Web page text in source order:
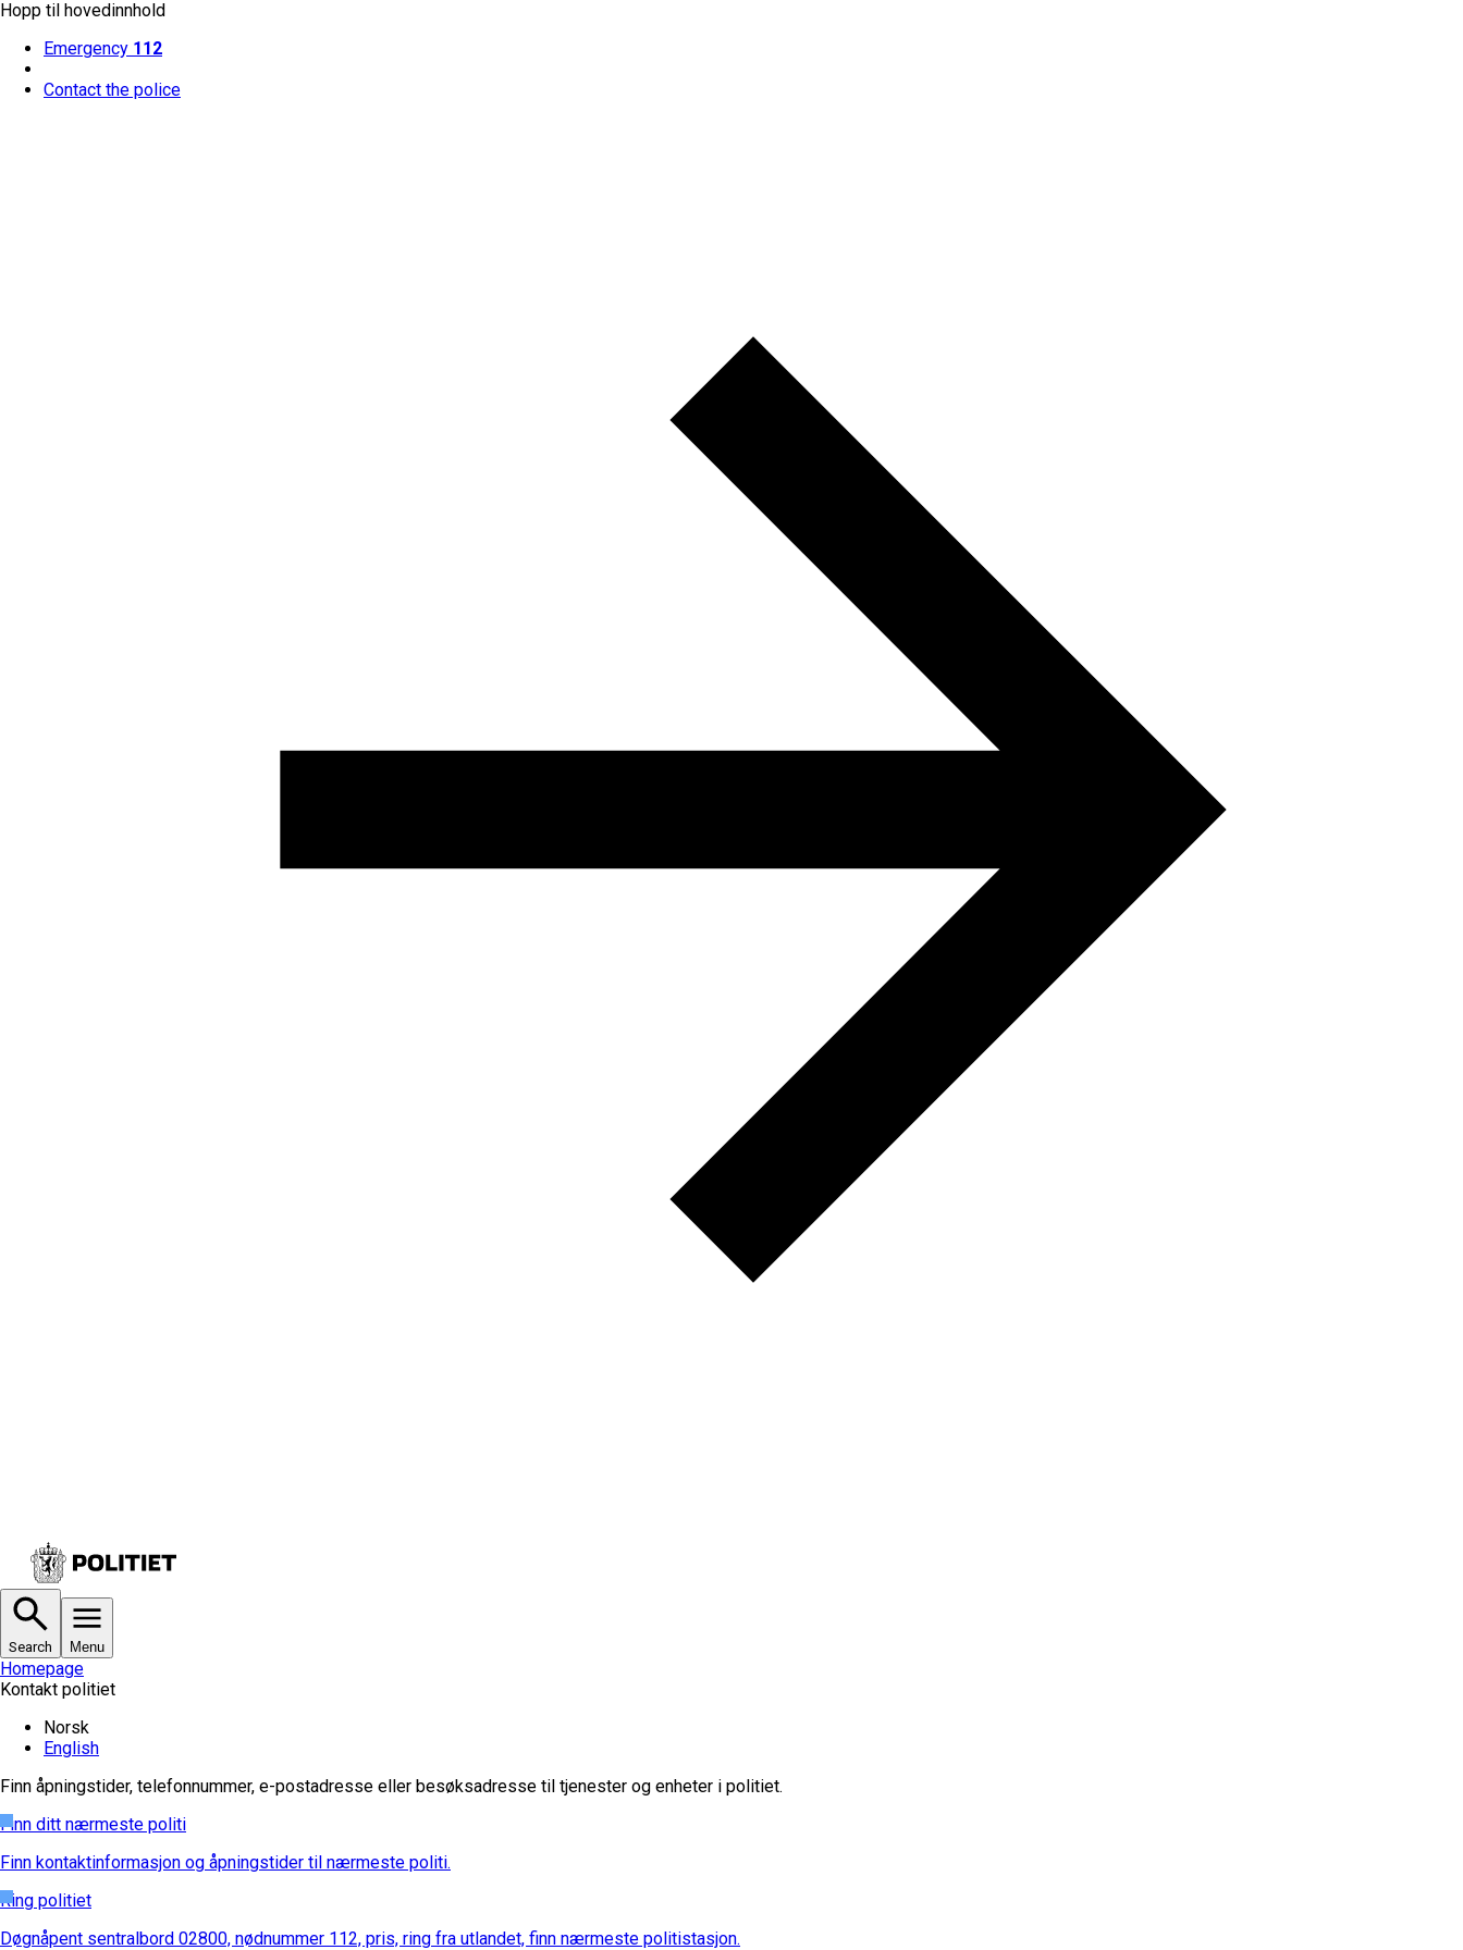
Hopp til hovedinnhold
Emergency 112
Contact the police
Search Menu
Homepage
Kontakt politiet
Norsk
English
Finn åpningstider, telefonnummer, e-postadresse eller besøksadresse til tjenester og enheter i politiet.
Finn ditt nærmeste politi
Finn kontaktinformasjon og åpningstider til nærmeste politi.
Ring politiet
Døgnåpent sentralbord 02800, nødnummer 112, pris, ring fra utlandet, finn nærmeste politistasjon.